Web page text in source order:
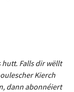
hutt. Falls dir wëllt
Kierch
dann abonnéiert